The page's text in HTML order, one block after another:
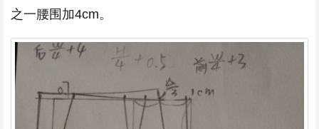
之一腰围加4cm。